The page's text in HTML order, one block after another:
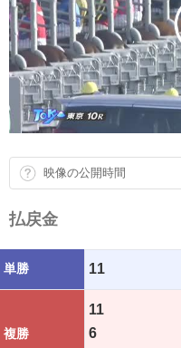
映像の公開時間
払戻金
単勝 11
複勝
11
6